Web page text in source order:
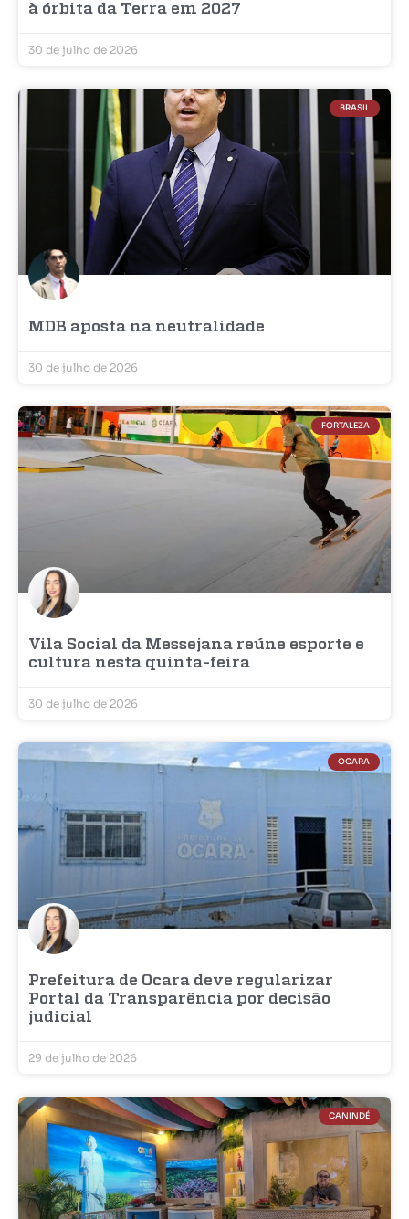
à órbita da Terra em 2027
30 de julho de 2026
BRASIL
MDB aposta na neutralidade
30 de julho de 2026
FORTALEZA
Vila Social da Messejana reúne esporte e
cultura nesta quinta-feira
30 de julho de 2026
OCARA
Prefeitura de Ocara deve regularizar
Portal da Transparência por decisão
judicial
29 de julho de 2026
CANINDÉ